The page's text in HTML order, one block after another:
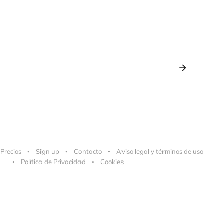
Precios Sign up Contacto
Aviso legal y términos de uso
Política de Privacidad
Cookies